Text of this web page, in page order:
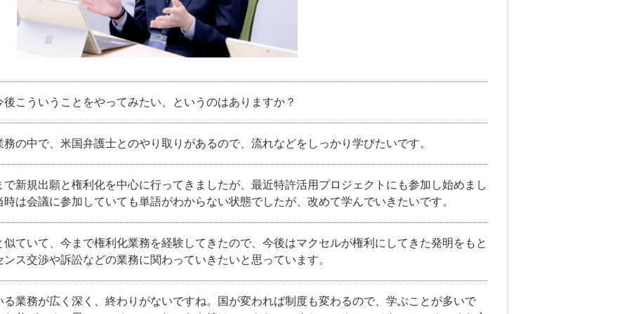
後こういうことをやってみたい、というのはありますか？
務の中で、米国弁護士とのやり取りがあるので、流れなどをしっかり学びたいです。
で新規出願と権利化を中心に行ってきましたが、最近特許活用プロジェクトにも参加し始めまし
時は会議に参加していても単語がわからない状態でしたが、改めて学んでいきたいです。
似ていて、今まで権利化業務を経験してきたので、今後はマクセルが権利にしてきた発明をもと
ンス交渉や訴訟などの業務に関わっていきたいと思っています。
る業務が広く深く、終わりがないですね。国が変われば制度も変わるので、学ぶことが多いで